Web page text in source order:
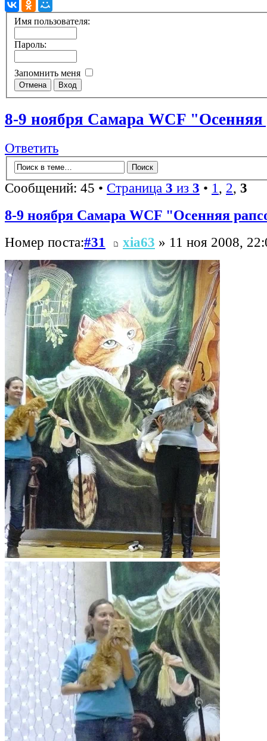
Имя пользователя:
Пароль:
Запомнить меня
8-9 ноября Самара WCF "Осенняя
Ответить
Сообщений: 45 • Страница 3 из 3 • 1 , 2, 3
8-9 ноября Самара WCF "Осенняя
Номер поста:#31 xia63 » 11 ноя 2008,